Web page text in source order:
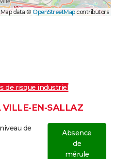
Map data © OpenStreetMapcontributors
de risque industriel
VILLE-EN-SALLAZ
de
Absence
de
mérule